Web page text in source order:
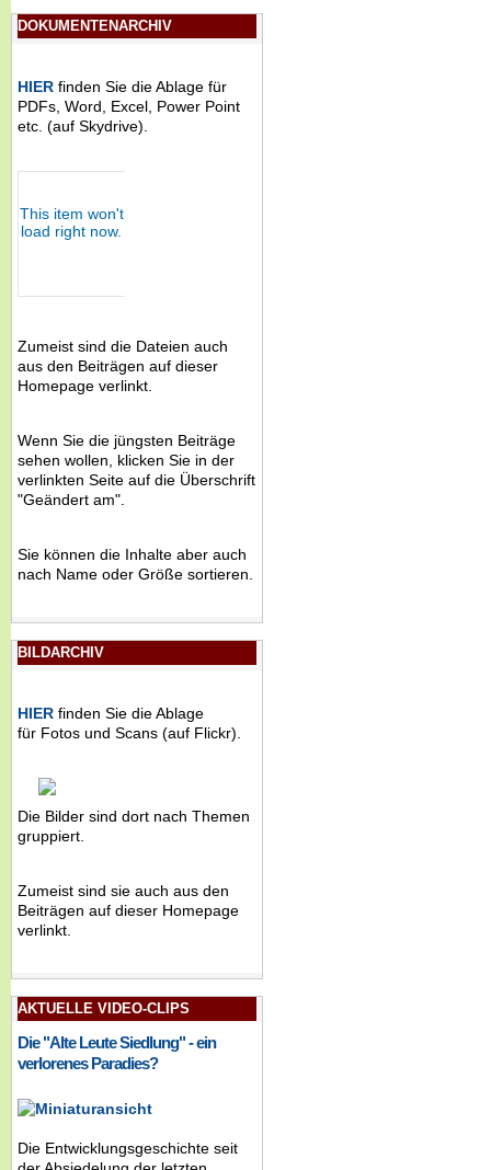
DOKUMENTENARCHIV
HIER finden Sie die Ablage für
PDFs, Word, Excel, Power Point
etc. (auf Skydrive).
Zumeist sind die Dateien auch
aus den Beiträgen auf dieser
Homepage verlinkt.
Wenn Sie die jüngsten Beiträge
sehen wollen, klicken Sie in der
verlinkten Seite auf die Überschrift
"Geändert am".
Sie können die Inhalte aber auch
nach Name oder Größe sortieren.
BILDARCHIV
HIER finden Sie die Ablage
für Fotos und Scans (auf Flickr).
Die Bilder sind dort nach Themen
gruppiert.
Zumeist sind sie auch aus den
Beiträgen auf dieser Homepage
verlinkt.
AKTUELLE VIDEO-CLIPS
Die "Alte Leute Siedlung" - ein
verlorenes Paradies?
Die Entwicklungsgeschichte seit